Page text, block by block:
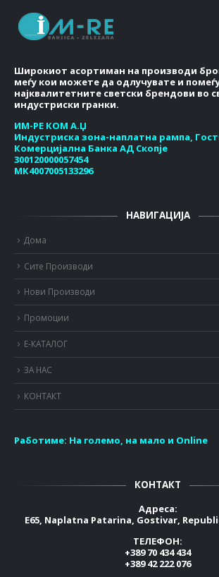
Широкиот асортиман на производи
меѓу кои можете да одлучувате и
најквалитетните светски брендови во
индустриски гранки.
ИМ-РЕ КОМ А.Џ
Индустриска зона-наплатна рампа,
Комерцијална Банка АД Скопје
300120000057454
МК4007005133296
НАВИГАЦИЈА
Дома
Сите Производи
Нови Производи
Промоции
Е-КАТАЛОГ
ЗА НАС
КОНТАКТ
Работиме: На големо, на мало и Online
КОНТАКТ
Адреса:
E65, Naplatna Patarina, Gostivar,
ТЕЛЕФОН:
+389 70 434 434
+389 42 222 076